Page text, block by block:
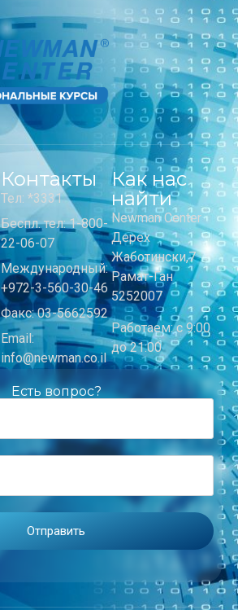
Контакты
Тел: *3331
Беспл. тел: 1-800-
22-06-07
Международный:
+972-3-560-30-46
Факс: 03-5662592
Email:
info@newman.co.il
Как нас
найти
Newman Center
Дерех
Жаботински,7
Рамат-Ган
5252007
Работаем: с 9:00
до 21:00
Есть вопрос?